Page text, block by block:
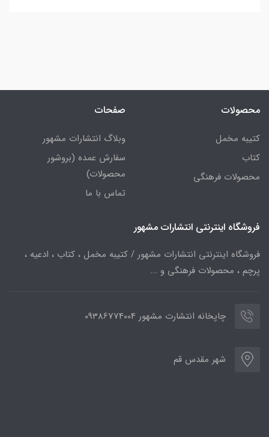
محصولات
کتیبه مخمل
کتاب
محصولات فرهنگی
صفحات
وبلاگ انتشارات مشهور
سفارش عمده (بروشور
محصولات)
تماس با ما
فروشگاه اینترنتی انتشارات مشهور
فروشگاه اینترنتی انتشارات مشهور / کتیبه مخمل ، کتاب ، ادعیه ،
پرچم ، محصولات فرهنگی و ...
چاپخانه انتشارت مشهور 09386774004
شهر مقدس قم